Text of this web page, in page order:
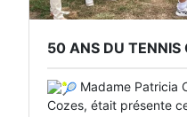
50 ANS DU TENNIS
Madame Patricia
Cozes, était présente